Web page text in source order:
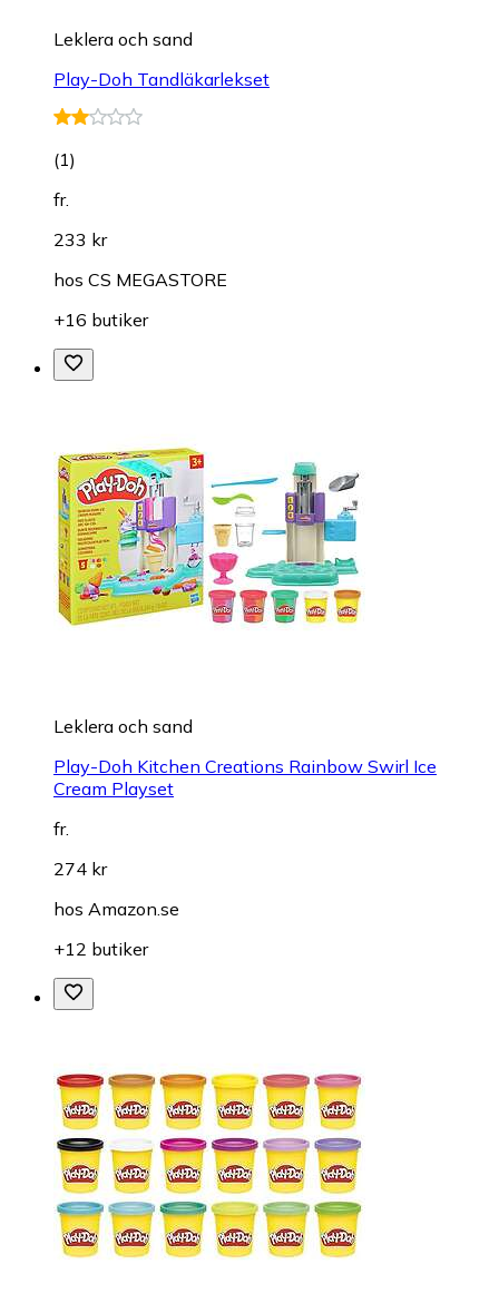
Leklera och sand
Play-Doh Tandläkarlekset
(1)
fr.
233 kr
hos CS MEGASTORE
+16 butiker
Leklera och sand
Play-Doh Kitchen Creations Rainbow Swirl Ice
Cream Playset
fr.
274 kr
hos Amazon.se
+12 butiker